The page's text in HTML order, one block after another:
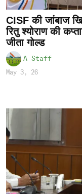
CISF की जांबाज
रितु श्योराण की
जीता गोल्ड
A Staff
May 3, 26